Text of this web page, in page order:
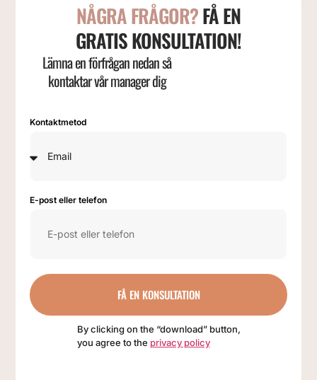
NÅGRA FRÅGOR?FÅ EN
GRATIS KONSULTATION!
Lämna en förfrågan nedan så
kontaktar vår manager dig
Kontaktmetod
E-post eller telefon
FÅ EN KONSULTATION
By clicking on the “download” button,
you agree to the privacy policy